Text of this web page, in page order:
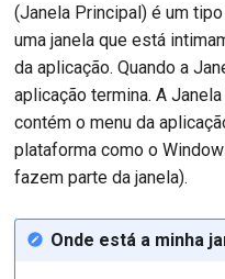
(Janela Principal) é um
uma janela que está
da aplicação. Quando a
aplicação termina. A
contém o menu da
plataforma como o
fazem parte da janela).
Onde está a minha